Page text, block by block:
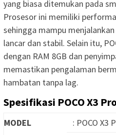
yang biasa ditemukan pada
Prosesor ini memiliki
sehingga mampu
lancar dan stabil. Selain itu,
dengan RAM 8GB dan
memastikan pengalaman
hambatan tanpa lag.
Spesifikasi POCO X3
MODEL
: POCO X3